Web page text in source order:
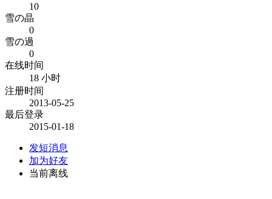
10
雪の晶
0
雪の過
0
在线时间
18 小时
注册时间
2013-05-25
最后登录
2015-01-18
发短消息
加为好友
当前离线